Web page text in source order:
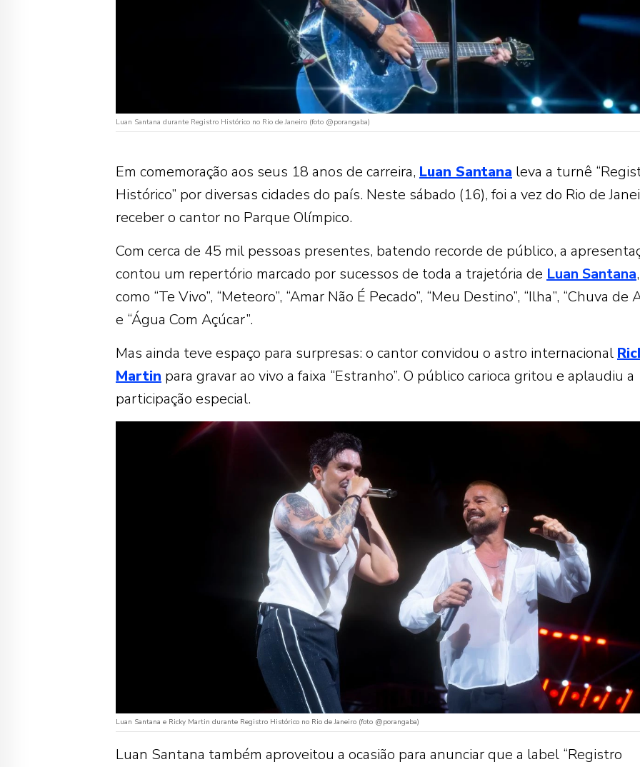
Luan Santana durante Registro Histórico no Rio de Janeiro (foto @porangaba)
Em comemoração aos seus 18 anos de carreira, Luan Santana leva a turnê
Histórico” por diversas cidades do país. Neste sábado (16), foi a vez do Rio de
receber o cantor no Parque Olímpico.
Com cerca de 45 mil pessoas presentes, batendo recorde de público, a
contou um repertório marcado por sucessos de toda a trajetória de Luan Santana,
como “Te Vivo”, “Meteoro”, “Amar Não É Pecado”, “Meu Destino”, “Ilha”, “Chuva de
e “Água Com Açúcar”.
Mas ainda teve espaço para surpresas: o cantor convidou o astro internacional
Martin para gravar ao vivo a faixa “Estranho”. O público carioca gritou e aplaudiu a
participação especial.
Luan Santana e Ricky Martin durante Registro Histórico no Rio de Janeiro (foto @porangaba)
Luan Santana também aproveitou a ocasião para anunciar que a label “Registro